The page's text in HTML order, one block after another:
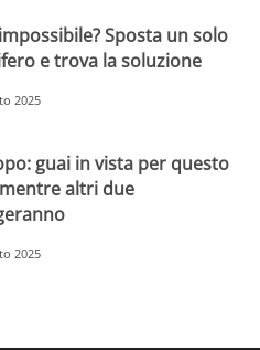
Sposta un solo
e trova la soluzione
2025
guai in vista per questo
altri due
2025